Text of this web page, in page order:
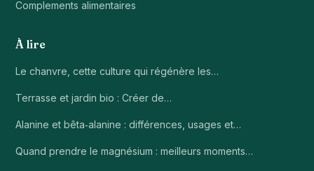
Complements alimentaires
À lire
Le chanvre, cette culture qui régénère les…
Terrasse et jardin bio : Créer de…
Alanine et bêta‑alanine : différences, usages et…
Quand prendre le magnésium : meilleurs moments…